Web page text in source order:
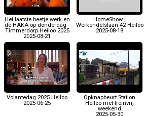
Het laatste beetje werk en
de HAKA op donderdag -
Timmerdorp Heiloo 2025
2025-08-21
HomeShow |
Werkendelslaan 42 Heiloo
2025-08-18
Volantedag 2025 Heiloo
2025-06-25
Opknapbeurt Station
Heiloo met treinvrij
weekend
2025-05-30